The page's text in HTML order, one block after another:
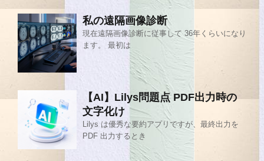
私の遠隔画像診断
現在遠隔画像診断に従事して 36年くらいになり
ます。 最初は
【AI】Lilys問題点 PDF出力時の
文字化け
Lilys は優秀な要約アプリですが、最終出力を
PDF 出力するとき